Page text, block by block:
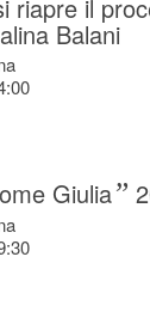
riapre il
Balani
Giulia”